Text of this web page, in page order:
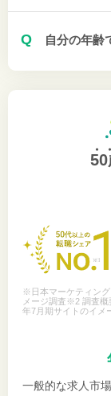
Q 自分の年齢
※日本マーケティン
メージ調査※2 調査
年7月期サイトのイメ
一般的な求人市